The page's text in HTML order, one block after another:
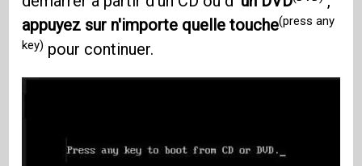
appuyez sur n'importe quelle touche(press any
key) pour continuer.